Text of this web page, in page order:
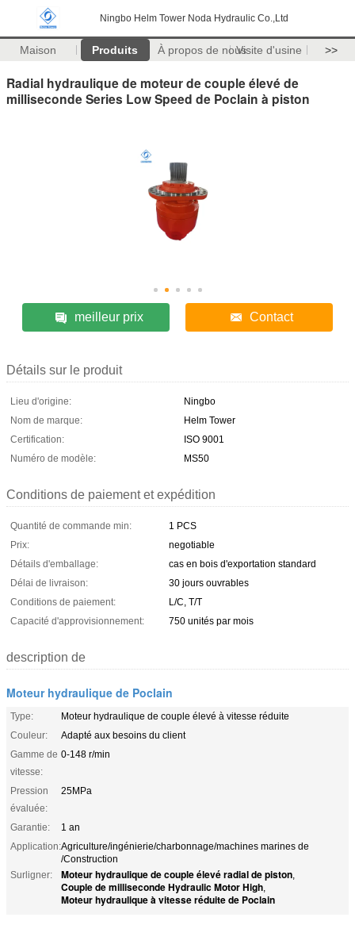
Ningbo Helm Tower Noda Hydraulic Co.,Ltd
Maison Produits À propos de nousVisite d'usine >>
Radial hydraulique de moteur de couple élevé de
milliseconde Series Low Speed de Poclain à piston
meilleur prix Contact
Détails sur le produit
Lieu d'origine:
Ningbo
Nom de marque:
Helm Tower
Certification:
ISO 9001
Numéro de modèle:
MS50
Conditions de paiement et expédition
Quantité de commande min:
1 PCS
Prix:
negotiable
Détails d'emballage:
cas en bois d'exportation standard
Délai de livraison:
30 jours ouvrables
Conditions de paiement:
L/C, T/T
Capacité d'approvisionnement:
750 unités par mois
description de
Moteur hydraulique de Poclain
Type:
Moteur hydraulique de couple élevé à vitesse réduite
Couleur:
Adapté aux besoins du client
Gamme de
vitesse:
0-148 r/min
Pression
évaluée:
25MPa
Garantie:
1 an
Application:Agriculture/ingénierie/charbonnage/machines marines de
/Construction
Surligner:
Moteur hydraulique de couple élevé radial de piston,
Couple de milliseconde Hydraulic Motor High,
Moteur hydraulique à vitesse réduite de Poclain